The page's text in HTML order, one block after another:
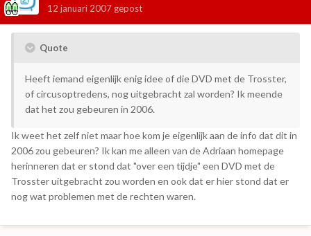
12 januari 2007 gepost
Quote
Heeft iemand eigenlijk enig idee of die DVD met de Trosster,
of circusoptredens, nog uitgebracht zal worden? Ik meende
dat het zou gebeuren in 2006.
Ik weet het zelf niet maar hoe kom je eigenlijk aan de info dat dit in
2006 zou gebeuren? Ik kan me alleen van de Adriaan homepage
herinneren dat er stond dat "over een tijdje" een DVD met de
Trosster uitgebracht zou worden en ook dat er hier stond dat er
nog wat problemen met de rechten waren.